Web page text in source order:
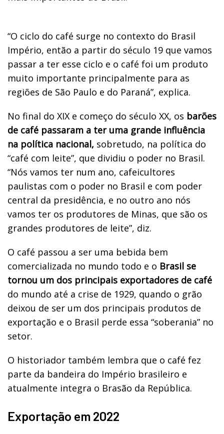
“O ciclo do café surge no contexto do Brasil
Império, então a partir do século 19 que vamos
passar a ter esse ciclo e o café foi um produto
muito importante principalmente para as
regiões de São Paulo e do Paraná”, explica.
No final do XIX e começo do século XX, os barões
de café passaram a ter uma grande influência
na política nacional, sobretudo, na política do
“café com leite”, que dividiu o poder no Brasil.
“Nós vamos ter num ano, cafeicultores
paulistas com o poder no Brasil e com poder
central da presidência, e no outro ano nós
vamos ter os produtores de Minas, que são os
grandes produtores de leite”, diz.
O café passou a ser uma bebida bem
comercializada no mundo todo e o Brasil se
tornou um dos principais exportadores de café
do mundo até a crise de 1929, quando o grão
deixou de ser um dos principais produtos de
exportação e o Brasil perde essa “soberania” no
setor.
O historiador também lembra que o café fez
parte da bandeira do Império brasileiro e
atualmente integra o Brasão da República.
Exportação em 2022